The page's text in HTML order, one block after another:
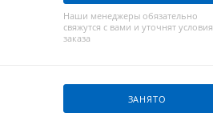
Наши менеджеры обязательно
свяжутся с вами и уточнят условия
заказа
ЗАНЯТО